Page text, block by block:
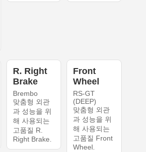
R. Right
Brake
Brembo
맞춤형 외관
과 성능을 위
해 사용되는
고품질 R.
Right Brake.
Front
Wheel
RS-GT
(DEEP)
맞춤형 외관
과 성능을 위
해 사용되는
고품질 Front
Wheel.